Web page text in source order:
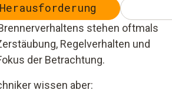
stehen oftmals
Regelverhalten und
der Betrachtung.
wissen aber: